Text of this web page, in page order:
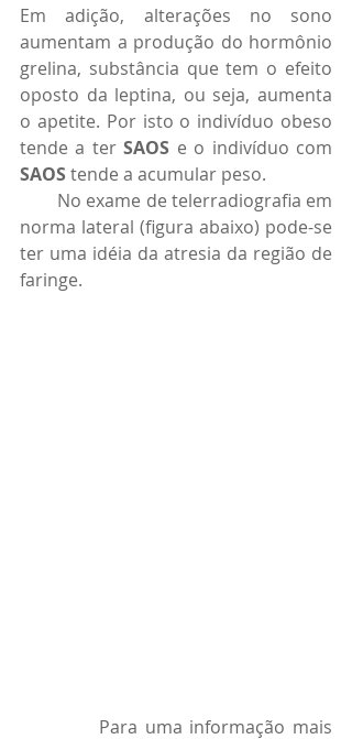
Em adição, alterações no sono
aumentam a produção do hormônio
grelina, substância que tem o efeito
oposto da leptina, ou seja, aumenta
o apetite. Por isto o indivíduo obeso
tende a ter SAOS
SAOS tende a acumular peso.
norma lateral (figura abaixo) pode-se
ter uma idéia da atresia da região de
faringe.